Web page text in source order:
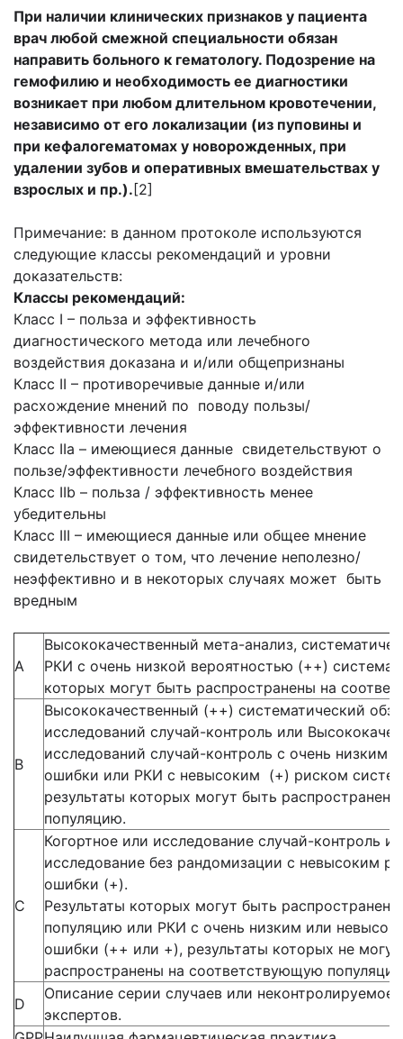
При наличии клинических признаков у пациента
врач любой смежной специальности обязан
направить больного к гематологу. Подозрение на
гемофилию и необходимость ее диагностики
возникает при любом длительном кровотечении,
независимо от его локализации (из пуповины и
при кефалогематомах у новорожденных, при
удалении зубов и оперативных вмешательствах у
взрослых и пр.). [2]
Примечание: в данном протоколе используются
следующие классы рекомендаций и уровни
доказательств:
Классы рекомендаций:
Класс I – польза и эффективность
диагностического метода или лечебного
воздействия доказана и и/или общепризнаны
Класс II – противоречивые данные и/или
расхождение мнений по поводу пользы/
эффективности лечения
Класс IIа – имеющиеся данные свидетельствуют о
пользе/эффективности лечебного воздействия
Класс IIb – польза / эффективность менее
убедительны
Класс III – имеющиеся данные или общее мнение
свидетельствует о том, что лечение неполезно/
неэффективно и в некоторых случаях может быть
вредным
А
Высококачественный мета-анализ,
РКИ с очень низкой вероятностью (++)
которых могут быть распространены на
В
Высококачественный (++) систематический
исследований случай-контроль или
исследований случай-контроль с очень низким
ошибки или РКИ с невысоким (+) риском
результаты которых могут быть
популяцию.
С
Когортное или исследование случай-контроль
исследование без рандомизации с невысоким
ошибки (+).
Результаты которых могут быть
популяцию или РКИ с очень низким или
ошибки (++ или +), результаты которых не
распространены на соответствующую
D
Описание серии случаев или неконтролируемое
экспертов.